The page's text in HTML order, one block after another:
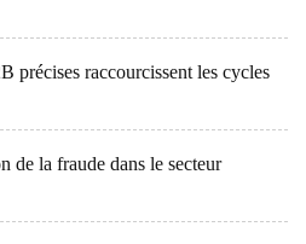
précises raccourcissent les cycles
de la fraude dans le secteur